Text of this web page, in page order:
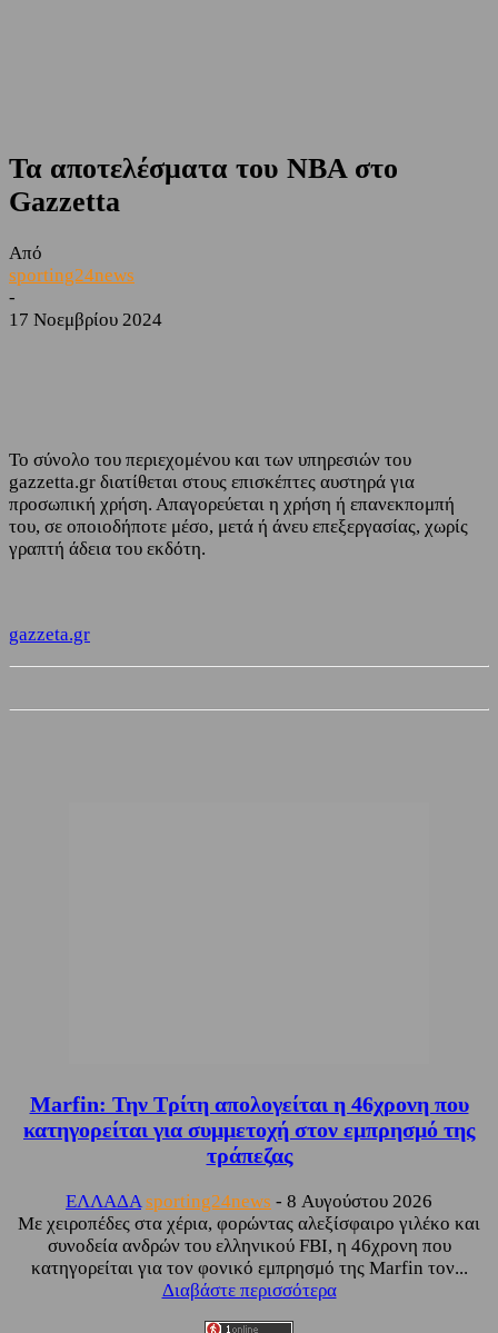
Τα αποτελέσματα του NBA στο
Gazzetta
Από
sporting24news
-
17 Νοεμβρίου 2024
Το σύνολο του περιεχομένου και των υπηρεσιών του
gazzetta.gr διατίθεται στους επισκέπτες αυστηρά για
προσωπική χρήση. Απαγορεύεται η χρήση ή επανεκπομπή
του, σε οποιοδήποτε μέσο, μετά ή άνευ επεξεργασίας, χωρίς
γραπτή άδεια του εκδότη.
gazzeta.gr
Marfin: Την Τρίτη απολογείται η 46χρονη που
κατηγορείται για συμμετοχή στον εμπρησμό της
τράπεζας
ΕΛΛΑΔΑ sporting24news - 8 Αυγούστου 2026
Με χειροπέδες στα χέρια, φορώντας αλεξίσφαιρο γιλέκο και
συνοδεία ανδρών του ελληνικού FBI, η 46χρονη που
κατηγορείται για τον φονικό εμπρησμό της Marfin τον...
Διαβάστε περισσότερα